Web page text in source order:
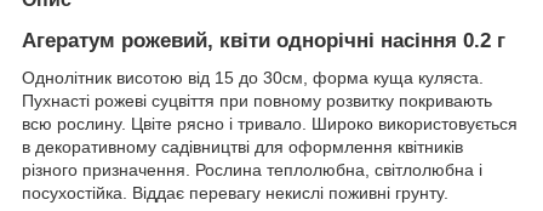
Агератум рожевий, квіти однорічні насіння 0.2 г
Однолітник висотою від 15 до 30см, форма куща куляста.
Пухнасті рожеві суцвіття при повному розвитку покривають
всю рослину. Цвіте рясно і тривало. Широко використовується
в декоративному садівництві для оформлення квітників
різного призначення. Рослина теплолюбна, світлолюбна і
посухостійка. Віддає перевагу некислі поживні грунту.